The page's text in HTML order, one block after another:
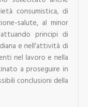
consumistica, di
salute, al minor
principi di
e nell’attività di
nel lavoro e nella
a proseguire in
conclusioni della